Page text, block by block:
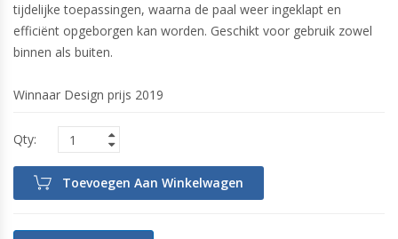
tijdelijke toepassingen, waarna de paal weer ingeklapt en
efficiënt opgeborgen kan worden. Geschikt voor gebruik zowel
binnen als buiten.
Winnaar Design prijs 2019
Toevoegen Aan Winkelwagen